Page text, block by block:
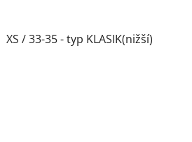
XS / 33-35 - typ KLASIK(nižší)